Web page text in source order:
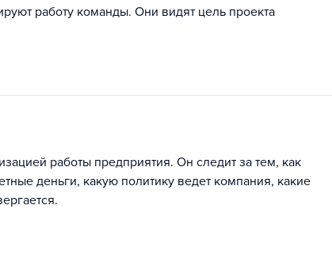
работу команды. Они видят цель проекта
работы предприятия. Он следит за тем, как
деньги, какую политику ведет компания, какие